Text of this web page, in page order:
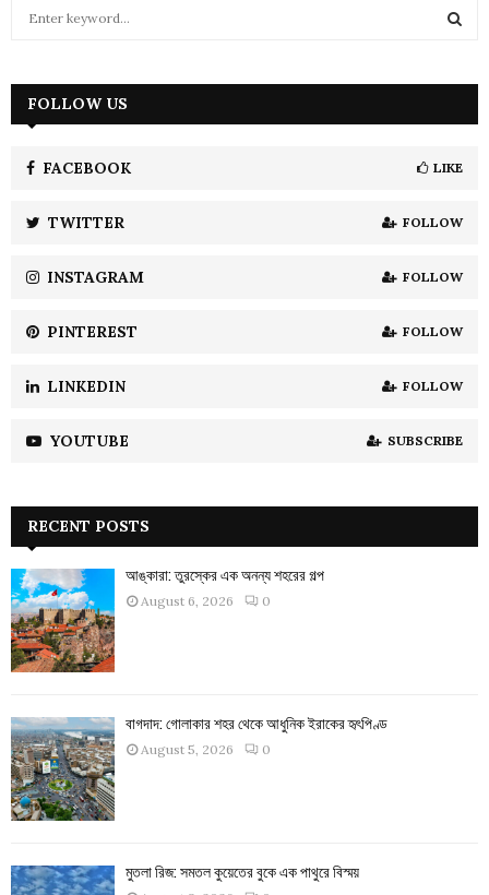
h
H
FOLLOW US
FACEBOOK LIKE
TWITTER FOLLOW
INSTAGRAM FOLLOW
PINTEREST FOLLOW
LINKEDIN FOLLOW
YOUTUBE SUBSCRIBE
RECENT POSTS
আঙ্কারা: তুরস্কের এক অনন্য শহরের গল্প
August 6, 2026 0
বাগদাদ: গোলাকার শহর থেকে আধুনিক ইরাকের হৃৎপিণ্ড
August 5, 2026 0
মুতলা রিজ: সমতল কুয়েতের বুকে এক পাথুরে বিস্ময়